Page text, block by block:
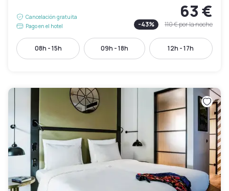
Cancelación gratuita
Pago en el hotel
63 €
-43% 110 €por la noche
08h - 15h 09h - 18h 12h - 17h